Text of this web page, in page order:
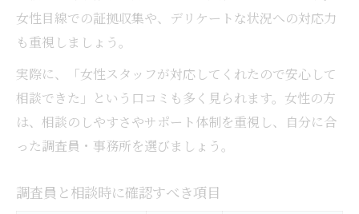
女性目線での証拠収集や、デリケートな状況への対応力
も重視しましょう。
実際に、「女性スタッフが対応してくれたので安心して
相談できた」という口コミも多く見られます。女性の方
は、相談のしやすさやサポート体制を重視し、自分に合
った調査員・事務所を選びましょう。
調査員と相談時に確認すべき項目